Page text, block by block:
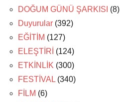
DOĞUM GÜNÜ ŞARKISI (8)
Duyurular (392)
EĞİTİM (127)
ELEŞTİRİ (124)
ETKİNLİK (300)
FESTİVAL (340)
FİLM (6)